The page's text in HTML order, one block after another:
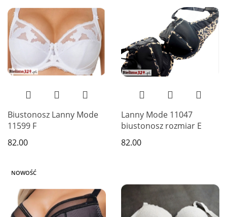
Biustonosz Lanny Mode
11599 F
82.00
Lanny Mode 11047
biustonosz rozmiar E
82.00
NOWOŚĆ